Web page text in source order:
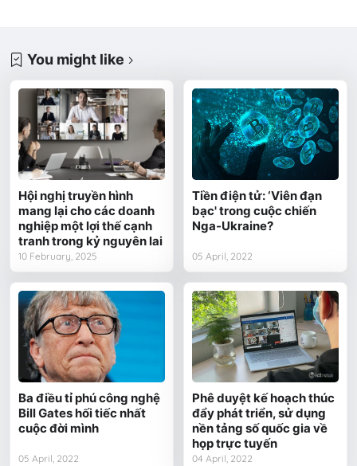
You might like
Hội nghị truyền hình
mang lại cho các doanh
nghiệp một lợi thế cạnh
tranh trong kỷ nguyên lai
10 February, 2025
Tiền điện tử: ‘Viên đạn
bạc' trong cuộc chiến
Nga-Ukraine?
05 April, 2022
Ba điều tỉ phú công nghệ
Bill Gates hối tiếc nhất
cuộc đời mình
05 April, 2022
Phê duyệt kế hoạch thúc
đẩy phát triển, sử dụng
nền tảng số quốc gia về
họp trực tuyến
04 April, 2022